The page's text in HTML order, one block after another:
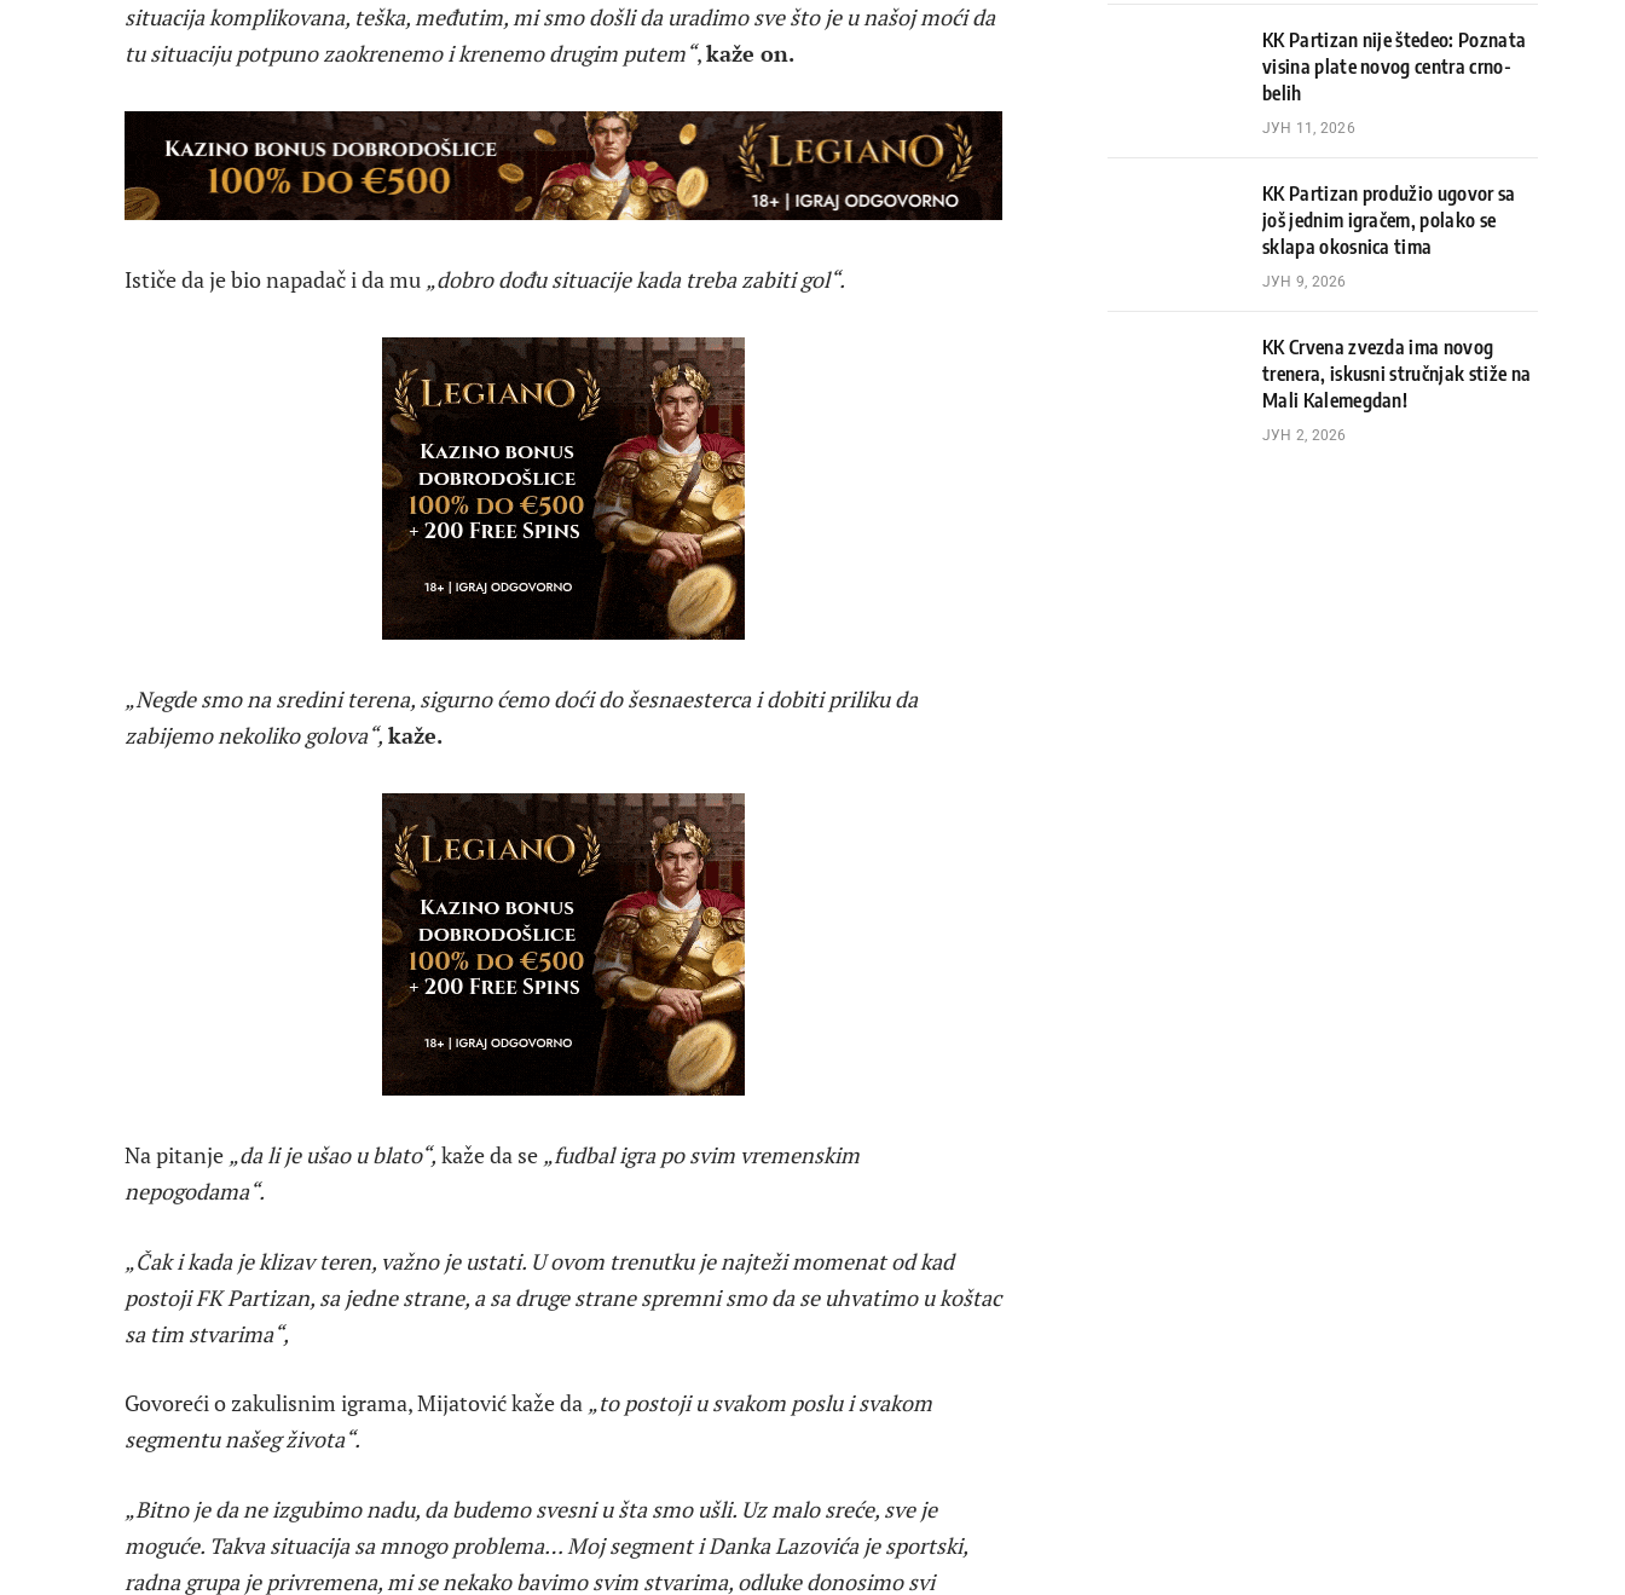
situacija komplikovana, teška, međutim, mi smo došli da uradimo sve što je u našoj moći da
tu situaciju potpuno zaokrenemo i krenemo drugim putem“,kaže on.
Ističe da je bio napadač i da mu „dobro dođu situacije kada treba zabiti gol“.
„Negde smo na sredini terena, sigurno ćemo doći do šesnaesterca i dobiti priliku da
zabijemo nekoliko golova“, kaže.
Na pitanje „da li je ušao u blato“, kaže da se „fudbal igra po svim vremenskim
nepogodama“.
„Čak i kada je klizav teren, važno je ustati. U ovom trenutku je najteži momenat od kad
postoji FK Partizan, sa jedne strane, a sa druge strane spremni smo da se uhvatimo u koštac
sa tim stvarima“,
Govoreći o zakulisnim igrama, Mijatović kaže da „to postoji u svakom poslu i svakom
segmentu našeg života“.
„Bitno je da ne izgubimo nadu, da budemo svesni u šta smo ušli. Uz malo sreće, sve je
moguće. Takva situacija sa mnogo problema… Moj segment i Danka Lazovića je sportski,
radna grupa je privremena, mi se nekako bavimo svim stvarima, odluke donosimo svi
KK Partizan nije štedeo: Poznata
visina plate novog centra crno-
belih
ЈУН 11, 2026
KK Partizan produžio ugovor sa
još jednim igračem, polako se
sklapa okosnica tima
ЈУН 9, 2026
KK Crvena zvezda ima novog
trenera, iskusni stručnjak stiže na
Mali Kalemegdan!
ЈУН 2, 2026